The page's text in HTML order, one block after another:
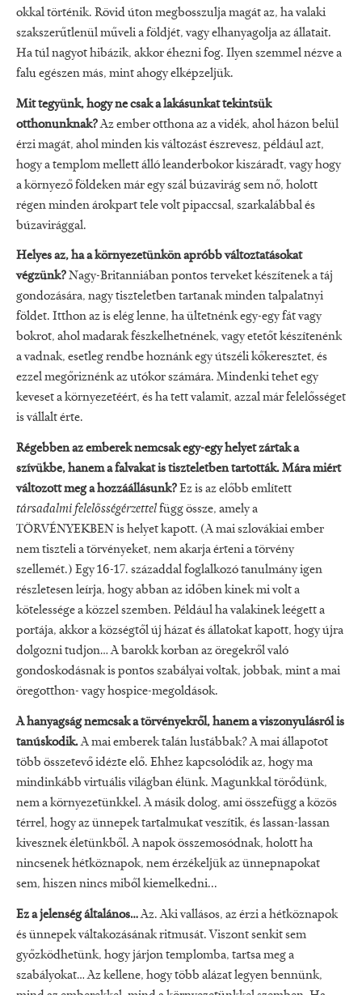
okkal történik. Rövid úton megbosszulja magát az, ha valaki
szakszerűtlenül műveli a földjét, vagy elhanyagolja az állatait.
Ha túl nagyot hibázik, akkor éhezni fog. Ilyen szemmel nézve a
falu egészen más, mint ahogy elképzeljük.
Mit tegyünk, hogy ne csak a lakásunkat tekintsük
otthonunknak?Az ember otthona az a vidék, ahol házon belül
érzi magát, ahol minden kis változást észrevesz, például azt,
hogy a templom mellett álló leanderbokor kiszáradt, vagy hogy
a környező földeken már egy szál búzavirág sem nő, holott
régen minden árokpart tele volt pipaccsal, szarkalábbal és
búzavirággal.
Helyes az, ha a környezetünkön apróbb változtatásokat
végzünk?Nagy-Britanniában pontos terveket készítenek a táj
gondozására, nagy tiszteletben tartanak minden talpalatnyi
földet. Itthon az is elég lenne, ha ültetnénk egy-egy fát vagy
bokrot, ahol madarak fészkelhetnének, vagy etetőt készítenénk
a vadnak, esetleg rendbe hoznánk egy útszéli kőkeresztet, és
ezzel megőriznénk az utókor számára. Mindenki tehet egy
keveset a környezetéért, és ha tett valamit, azzal már felelősséget
is vállalt érte.
Régebben az emberek nemcsak egy-egy helyet zártak a
szívükbe, hanem a falvakat is tiszteletben tartották. Mára miért
változott meg a hozzáállásunk?Ez is az előbb említett
társadalmi felelősségérzettelfügg össze, amely a
TÖRVÉNYEKBEN is helyet kapott. (A mai szlovákiai ember
nem tiszteli a törvényeket, nem akarja érteni a törvény
szellemét.) Egy 16-17. századdal foglalkozó tanulmány igen
részletesen leírja, hogy abban az időben kinek mi volt a
kötelessége a közzel szemben. Például ha valakinek leégett a
portája, akkor a községtől új házat és állatokat kapott, hogy újra
dolgozni tudjon… A barokk korban az öregekről való
gondoskodásnak is pontos szabályai voltak, jobbak, mint a mai
öregotthon- vagy hospice-megoldások.
A hanyagság nemcsak a törvényekről, hanem a viszonyulásról is
tanúskodik.A mai emberek talán lustábbak? A mai állapotot
több összetevő idézte elő. Ehhez kapcsolódik az, hogy ma
mindinkább virtuális világban élünk. Magunkkal törődünk,
nem a környezetünkkel. A másik dolog, ami összefügg a közös
térrel, hogy az ünnepek tartalmukat veszítik, és lassan-lassan
kivesznek életünkből. A napok összemosódnak, holott ha
nincsenek hétköznapok, nem érzékeljük az ünnepnapokat
sem, hiszen nincs miből kiemelkedni...
Ez a jelenség általános…Az. Aki vallásos, az érzi a hétköznapok
és ünnepek váltakozásának ritmusát. Viszont senkit sem
győzködhetünk, hogy járjon templomba, tartsa meg a
szabályokat… Az kellene, hogy több alázat legyen bennünk,